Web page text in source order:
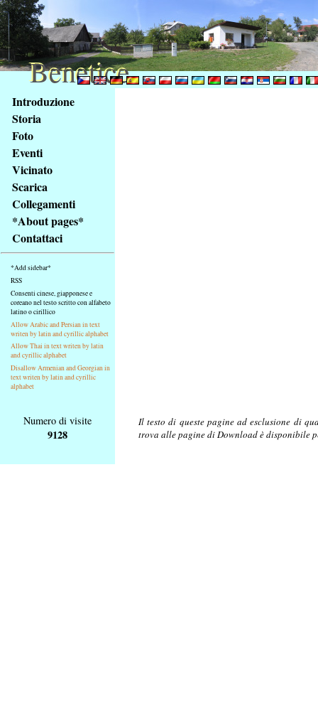
obsah
stránky
Klávesové
zkratky
tomto
webu
základní
Hlavní
strana
Introduzione
Storia
Foto
Eventi
Vicinato
Scarica
Collegamenti
*About pages*
Contattaci
*Add sidebar*
RSS
Consenti cinese, giapponese e
coreano nel testo scritto con alfabeto
latino o cirillico
Allow Arabic and Persian in text
writen by latin and cyrillic alphabet
Allow Thai in text writen by latin
and cyrillic alphabet
Disallow Armenian and Georgian in
text writen by latin and cyrillic
alphabet
Numero di visite
9128
Il testo di queste pagine ad esclusione di
trova alle pagine di Download è disponibile
Benetice
Benetice